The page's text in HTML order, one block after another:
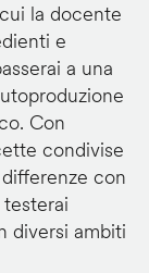
la docente
e
a una
Con
condivise
con
diversi ambiti